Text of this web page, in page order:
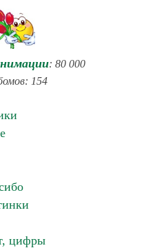
: 80 000
154
цифры